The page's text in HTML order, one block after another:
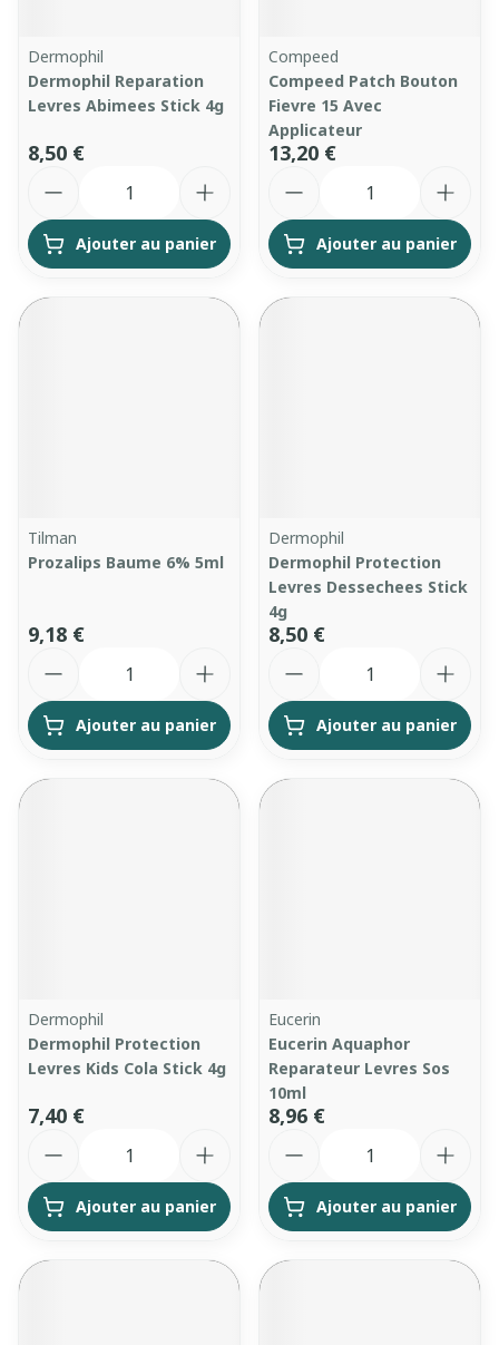
Dermophil
Dermophil Reparation
Levres Abimees Stick 4g
8,50 €
Ajouter au panier
Compeed
Compeed Patch Bouton
Fievre 15 Avec
Applicateur
13,20 €
Ajouter au panier
Tilman
Prozalips Baume 6% 5ml
9,18 €
Ajouter au panier
Dermophil
Dermophil Protection
Levres Dessechees Stick
4g
8,50 €
Ajouter au panier
Dermophil
Dermophil Protection
Levres Kids Cola Stick 4g
7,40 €
Ajouter au panier
Eucerin
Eucerin Aquaphor
Reparateur Levres Sos
10ml
8,96 €
Ajouter au panier